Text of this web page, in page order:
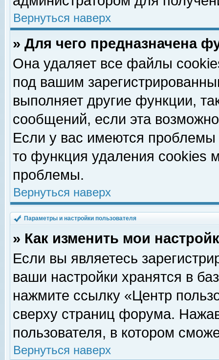
Вернуться наверх
» Для чего предназначена
Она удаляет все файлы
под вашим
выполняет другие функции,
сообщений, если эта
Если у вас имеются
то функция удаления cookies
проблемы.
Вернуться наверх
Параметры и настройки пользователя
» Как изменить мои
Если вы являетесь
ваши настройки хранятся в
нажмите ссылку «Центр
сверху страниц форума.
пользователя, в котором
Вернуться наверх